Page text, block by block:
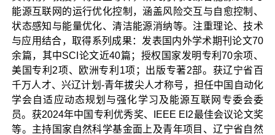
能源互联网的运行优化控制，涵盖风险交互与自愈控制、
状态感知与能量优化、清洁能源消纳等。注重理论、技术
与应用结合，取得系列成果：发表国内外学术期刊论文70
余篇，其中SCI论文近40篇；授权国家发明专利70余项、
美国专利2项、欧洲专利1项；出版专著2部。获辽宁省百
千万人才、兴辽计划-青年拔尖人才称号，担任中国自动化
学会自适应动态规划与强化学习及能源互联网专委会委
员。获2024年中国专利优秀奖、IEEE EI2最佳会议论文奖
等。主持国家自然科学基金面上及青年项目、辽宁省自然